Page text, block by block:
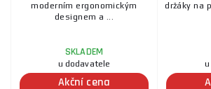
moderním ergonomickým
designem a ...
SKLADEM
u dodavatele
Akční cena
držáky na